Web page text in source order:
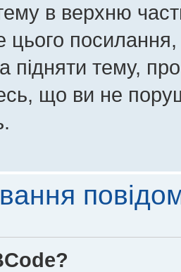
тему в верхню
цього
тему,
що ви не